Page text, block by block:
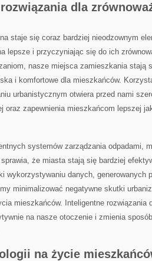
‌dla
staje się coraz bardziej‍ nieodzownym
lepsze ​i przyczyniając ⁤się‌ do ich
nasze miejsca zamieszkania ‌stają
i komfortowe dla mieszkańców.
urbanistycznym otwiera przed nami
oraz zapewnienia mieszkańcom lepszej
⁢systemów zarządzania odpadami,
że ⁢miasta stają się bardziej
wykorzystywaniu danych, generowanych
minimalizować negatywne skutki⁤
mieszkańców. Inteligentne​ rozwiązania
na nasze otoczenie⁢ i zmienia
⁤na życie